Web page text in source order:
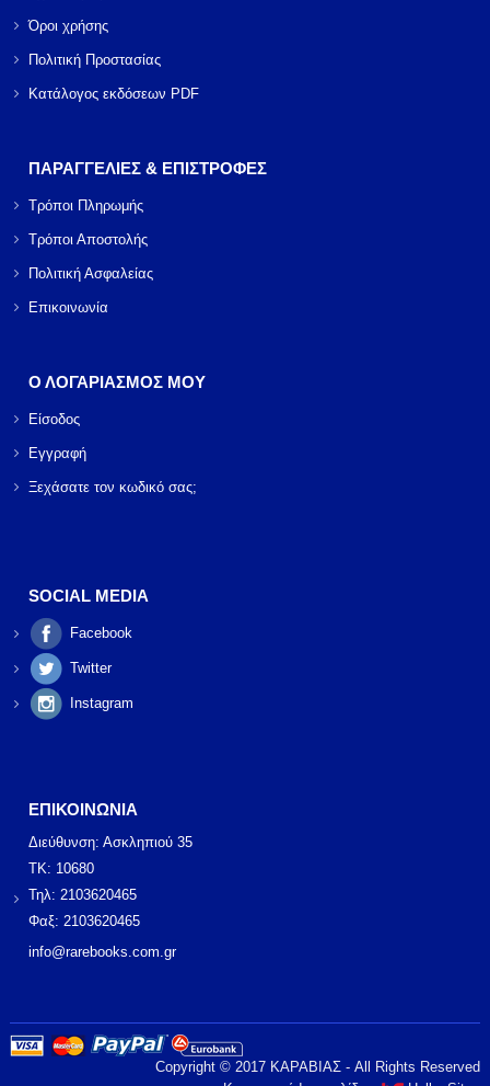
Όροι χρήσης
Πολιτική Προστασίας
Κατάλογος εκδόσεων PDF
ΠΑΡΑΓΓΕΛΙΕΣ & ΕΠΙΣΤΡΟΦΕΣ
Τρόποι Πληρωμής
Τρόποι Αποστολής
Πολιτική Ασφαλείας
Επικοινωνία
Ο ΛΟΓΑΡΙΑΣΜΟΣ ΜΟΥ
Είσοδος
Εγγραφή
Ξεχάσατε τον κωδικό σας;
SOCIAL MEDIA
Facebook
Twitter
Instagram
ΕΠΙΚΟΙΝΩΝΙΑ
Διεύθυνση: Ασκληπιού 35
ΤΚ: 10680
Τηλ: 2103620465
Φαξ: 2103620465
info@rarebooks.com.gr
Copyright © 2017 ΚΑΡΑΒΙΑΣ - All Rights Reserved